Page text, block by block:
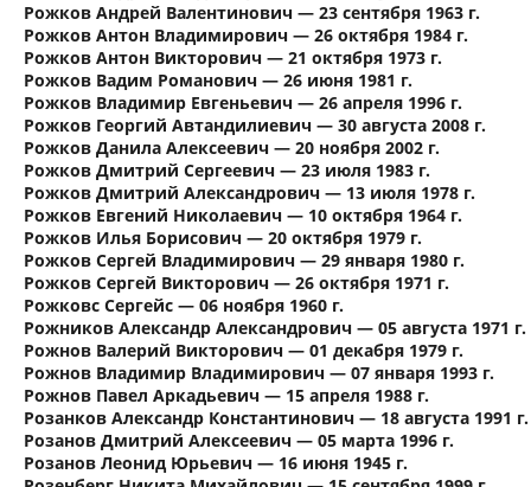
Рожков Андрей Валентинович — 23 сентября 1963 г.
Рожков Антон Владимирович — 26 октября 1984 г.
Рожков Антон Викторович — 21 октября 1973 г.
Рожков Вадим Романович — 26 июня 1981 г.
Рожков Владимир Евгеньевич — 26 апреля 1996 г.
Рожков Георгий Автандилиевич — 30 августа 2008 г.
Рожков Данила Алексеевич — 20 ноября 2002 г.
Рожков Дмитрий Сергеевич — 23 июля 1983 г.
Рожков Дмитрий Александрович — 13 июля 1978 г.
Рожков Евгений Николаевич — 10 октября 1964 г.
Рожков Илья Борисович — 20 октября 1979 г.
Рожков Сергей Владимирович — 29 января 1980 г.
Рожков Сергей Викторович — 26 октября 1971 г.
Рожковс Сергейс — 06 ноября 1960 г.
Рожников Александр Александрович — 05 августа 1971 г.
Рожнов Валерий Викторович — 01 декабря 1979 г.
Рожнов Владимир Владимирович — 07 января 1993 г.
Рожнов Павел Аркадьевич — 15 апреля 1988 г.
Розанков Александр Константинович — 18 августа 1991 г.
Розанов Дмитрий Алексеевич — 05 марта 1996 г.
Розанов Леонид Юрьевич — 16 июня 1945 г.